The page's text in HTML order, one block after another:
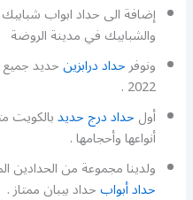
إضافة الى حداد ابواب
والشبابيك في مدينة الروضة
ونوفرحداد درابزين
2022 .
أولحداد درج حديدبالكويت
أنواعها وأحجامها .
ولدينا مجموعة من
حداد أبوابحداد بيبان ممتاز .